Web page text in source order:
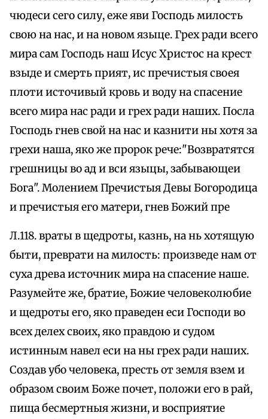
чюдеси сего силу, еже яви Господь милость
свою на нас, и на новом языце. Грех ради всего
мира сам Господь наш Исус Христос на крест
взыде и смерть прият, ис пречистыя своея
плоти источивый кровь и воду на спасение
всего мира нас ради и грех ради наших. Посла
Господь гнев свой на нас и казнити ны хотя за
грехи наша, яко же пророк рече:"Возвратятся
грешницы во ад и вси языцы, забывающеи
Бога". Молением Пречистыя Девы Богородица
и пречистыя его матери, гнев Божий пре
Л.118. враты в щедроты, казнь, на нь хотящую
быти, преврати на милость: произведе нам от
суха древа источник мира на спасение наше.
Разумейте же, братие, Божие человеколюбие
и щедроты его, яко праведен еси Господи во
всех делех своих, яко правдою и судом
истинным навел еси на ны грех ради наших.
Создав убо человека, престь от земля взем и
образом своим Боже почет, положи его в рай,
пища бесмертныя жизни, и восприятие